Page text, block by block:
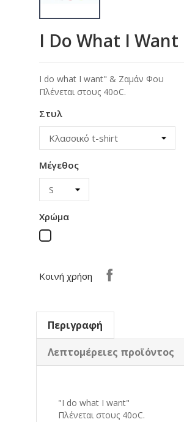
I Do What I Want
I do what I want" & Ζαμάν Φου
Πλένεται στους 40οC.
Στυλ
Μέγεθος
Χρώμα
Κοινή χρήση
Περιγραφή
Λεπτομέρειες προϊόντος
"I do what I want"
Πλένεται στους 40οC.